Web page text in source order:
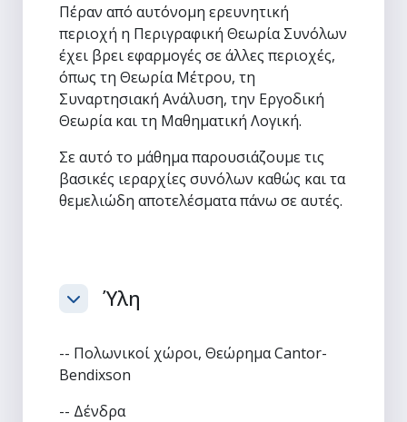
Πέραν από αυτόνομη ερευνητική
περιοχή η Περιγραφική Θεωρία Συνόλων
έχει βρει εφαρμογές σε άλλες περιοχές,
όπως τη Θεωρία Μέτρου, τη
Συναρτησιακή Ανάλυση, την Εργοδική
Θεωρία και τη Μαθηματική Λογική.
Σε αυτό το μάθημα παρουσιάζουμε τις
βασικές ιεραρχίες συνόλων καθώς και τα
θεμελιώδη αποτελέσματα πάνω σε αυτές.
Σύμπτυξη
Ύλη
-- Πολωνικοί χώροι, Θεώρημα Cantor-
Bendixson
-- Δένδρα